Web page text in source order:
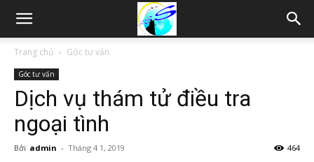
Thám
Trang chủ Góc tư vấn
Góc tư vấn
Dịch vụ thám tử điều tra
ngoại tình
Bởi admin - Tháng 4 1, 2019 464